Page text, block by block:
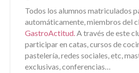
Todos los alumnos matriculados
automáticamente, miembros del
GastroActitud.A través de este
participar en catas, cursos de
pastelería, redes sociales, etc,
exclusivas, conferencias…